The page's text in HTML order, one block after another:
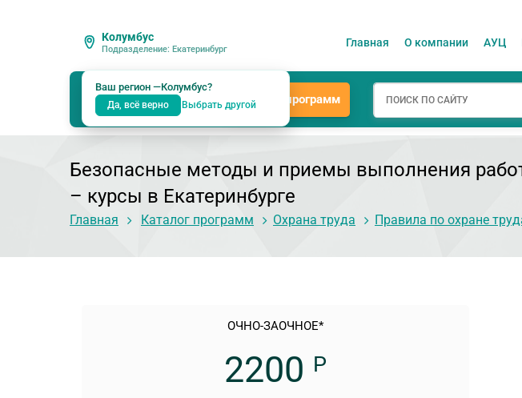
Колумбус
Подразделение: Екатеринбург
Ваш регион —Колумбус?
Да, всё верно Выбрать другой
Главная О компании АУЦ
Каталог программ
Безопасные методы и приемы выполнения
– курсы в Екатеринбурге
Главная Каталог программ Охрана труда Правила по охране
ОЧНО-ЗАОЧНОЕ*
2200 Р